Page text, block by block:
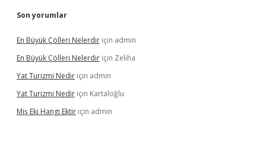
Son yorumlar
En Büyük Çölleri Nelerdir için admin
En Büyük Çölleri Nelerdir için Zeliha
Yat Turizmi Nedir için admin
Yat Turizmi Nedir için Kartaloğlu
Miş Eki Hangi Ektir için admin